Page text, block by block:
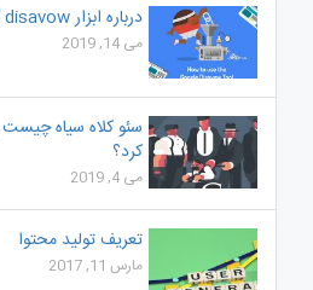
درباره ابزار disavow گوگل چه می دانید؟
می 14, 2019
سئو کلاه سیاه
کرد؟
می 4, 2019
تعریف تولید محتوا
مارس 11, 2017